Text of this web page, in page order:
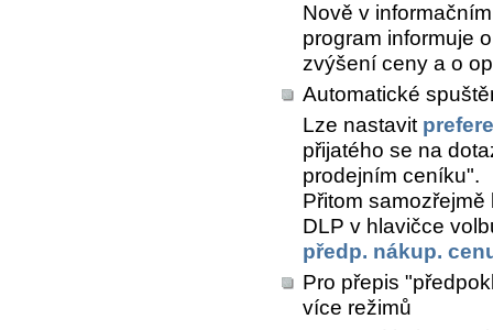
Nově v
program informuje
zvýšení ceny a o
Automatické
Lze nastavit
přijatého se na
prodejním ceníku".
Přitom
DLP v hlavičce
předp. nákup.
Pro přepis
více režimů